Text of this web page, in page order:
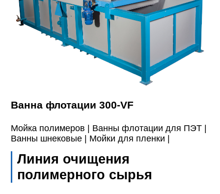
Ванна флотации 300-VF
Мойка полимеров | Ванны флотации для ПЭТ |
Ванны шнековые | Мойки для пленки |
Линия очищения
полимерного сырья